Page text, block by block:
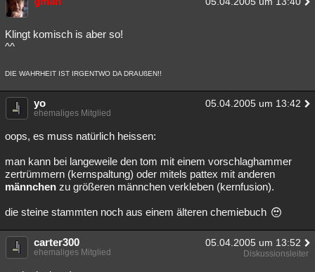
Klingt komisch is aber so!
^^
DIE WAHRHEIT IST IRGENTWO DA DRAUßEN!!
yo 05.04.2005 um 13:42
ehemaliges Mitglied
oops, es muss natürlich heissen:
man kann bei langeweile den tom mit einem vorschlaghammer
zertrümmern (kernspaltung) oder mitels pattex mit anderen
männchen zu größeren männchen verkleben (kernfusion).
die steine stammten noch aus einem älteren chemiebuch
carter300 05.04.2005 um 13:52
ehemaliges Mitglied Diskussionsleiter